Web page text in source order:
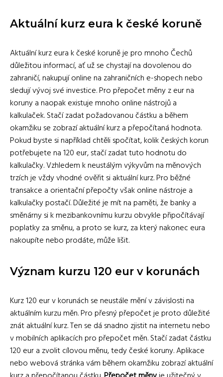
Aktuální kurz eura k české koruně
Aktuální kurz eura k české koruně je pro mnoho Čechů
důležitou informací, ať už se chystají na dovolenou do
zahraničí, nakupují online na zahraničních e-shopech nebo
sledují vývoj své investice. Pro přepočet měny z eur na
koruny a naopak existuje mnoho online nástrojů a
kalkulaček. Stačí zadat požadovanou částku a během
okamžiku se zobrazí aktuální kurz a přepočítaná hodnota.
Pokud byste si například chtěli spočítat, kolik českých korun
potřebujete na 120 eur, stačí zadat tuto hodnotu do
kalkulačky. Vzhledem k neustálým výkyvům na měnových
trzích je vždy vhodné ověřit si aktuální kurz. Pro běžné
transakce a orientační přepočty však online nástroje a
kalkulačky postačí. Důležité je mít na paměti, že banky a
směnárny si k mezibankovnímu kurzu obvykle připočítávají
poplatky za směnu, a proto se kurz, za který nakonec eura
nakoupíte nebo prodáte, může lišit.
Význam kurzu 120 eur v korunách
Kurz 120 eur v korunách se neustále mění v závislosti na
aktuálním kurzu měn. Pro přesný přepočet je proto důležité
znát aktuální kurz. Ten se dá snadno zjistit na internetu nebo
v mobilních aplikacích pro přepočet měn. Stačí zadat částku
120 eur a zvolit cílovou měnu, tedy české koruny. Aplikace
nebo webová stránka vám během okamžiku zobrazí aktuální